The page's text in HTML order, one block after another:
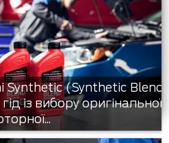
Synthetic (Synthetic Blend
із вибору оригінальної